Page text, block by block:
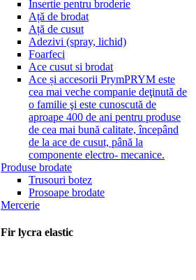
Insertie pentru broderie
Ață de brodat
Ață de cusut
Adezivi (spray, lichid)
Foarfeci
Ace cusut si brodat
Ace și accesorii PrymPRYM este
cea mai veche companie deţinută de
o familie şi este cunoscută de
aproape 400 de ani pentru produse
de cea mai bună calitate, începând
de la ace de cusut, până la
componente electro- mecanice.
Produse brodate
Trusouri botez
Prosoape brodate
Mercerie
Fir lycra elastic